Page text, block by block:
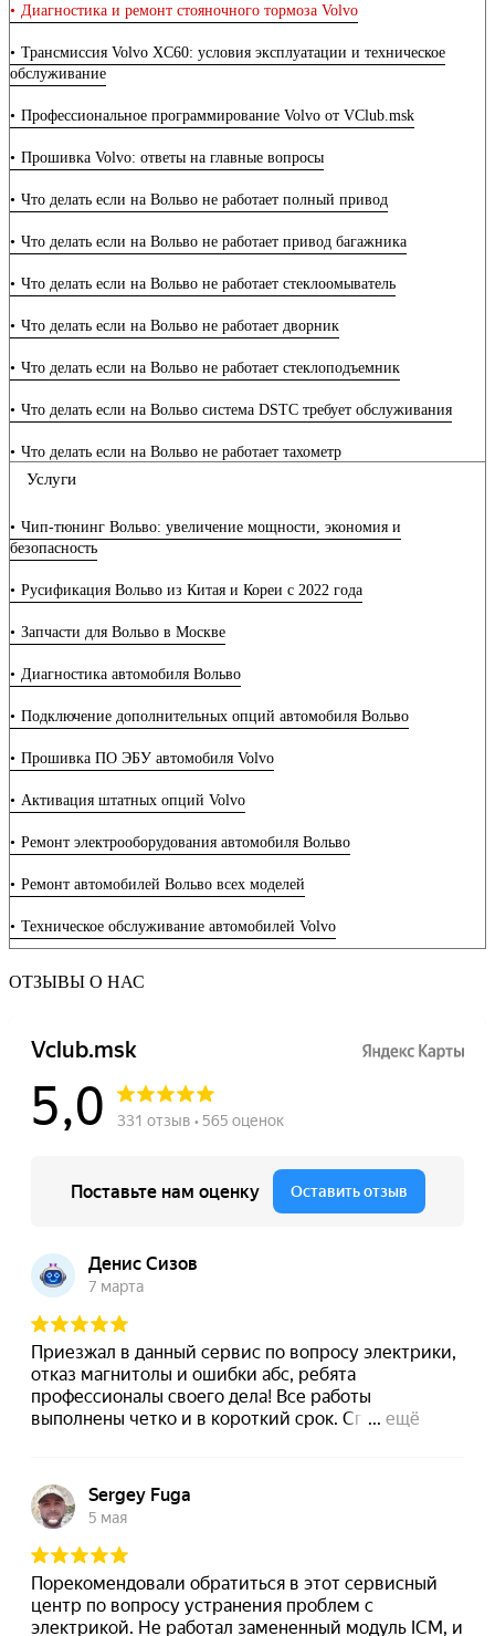
Диагностика и ремонт стояночного тормоза Volvo
Трансмиссия Volvo XC60: условия эксплуатации и техническое
обслуживание
Профессиональное программирование Volvo от VClub.msk
Прошивка Volvo: ответы на главные вопросы
Что делать если на Вольво не работает полный привод
Что делать если на Вольво не работает привод багажника
Что делать если на Вольво не работает стеклоомыватель
Что делать если на Вольво не работает дворник
Что делать если на Вольво не работает стеклоподъемник
Что делать если на Вольво система DSTC требует обслуживания
Что делать если на Вольво не работает тахометр
Что делать если на Вольво не работает панель приборов
кислородного датчика или лямбда зонда
Что делать если на Вольво селектор АКПП требует обслуживания
Установка сидений с вентиляцией на Volvo
Установка активного круиз-контроля Вольво
Установка системы бесключевого доступа на Вольво
Установка камеры заднего вида на Вольво
Все что нужно знать про регламент ТО Вольво
5 простых правил по замене масла в двигателе Вольво
Когда пора менять ремень ГРМ на Вольво
Прошивка блока DEM (управление Haldex) автомобиля Volvo
Прошивка блока REM (задний электронный модуль) автомобиля
Volvo
Прошивка блока BCM Вольво
Прошивка блока CEM Volvo
Сход-развал автомобиля Вольво
Смазка, ремонт петель и замков Вольво
Сброс межсервисного интервала автомобиля Вольво
Промывка топливных форсунок Volvo
Промывка топливной системы дизеля Вольво
Промывка топливной системы автомобиля Volvo
Промывка системы охлаждения автомобиля Volvo
Услуги
Чип-тюнинг Вольво: увеличение мощности, экономия и
безопасность
Русификация Вольво из Китая и Кореи с 2022 года
Запчасти для Вольво в Москве
Диагностика автомобиля Вольво
Подключение дополнительных опций автомобиля Вольво
Прошивка ПО ЭБУ автомобиля Volvo
Активация штатных опций Volvo
Ремонт электрооборудования автомобиля Вольво
Ремонт автомобилей Вольво всех моделей
Техническое обслуживание автомобилей Volvo
ОТЗЫВЫ О НАС